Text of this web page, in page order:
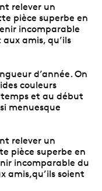
relever un
pièce superbe en
incomparable
amis, qu’ils
d’année. On
couleurs
et au début
menuesque
relever un
pièce superbe en
incomparable du
amis,qu’ils soient